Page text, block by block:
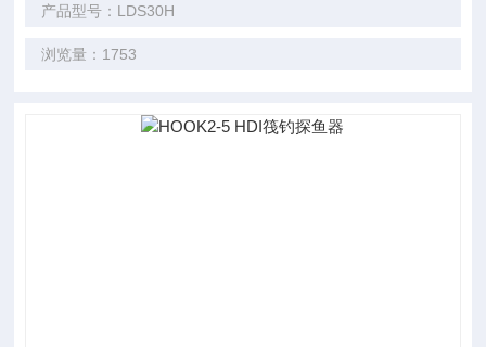
产品型号：LDS30H
浏览量：1753